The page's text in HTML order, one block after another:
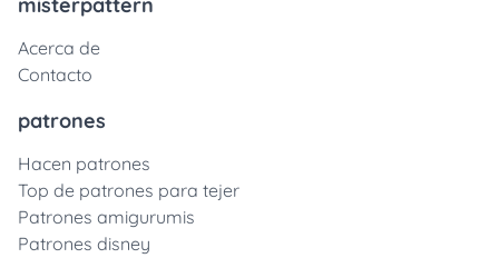
Acerca de
Contacto
patrones
Hacen patrones
Top de patrones para tejer
Patrones amigurumis
Patrones disney